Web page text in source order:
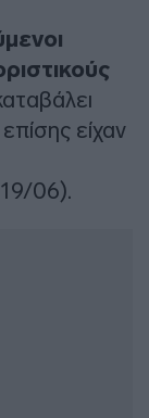
είχαν
06).